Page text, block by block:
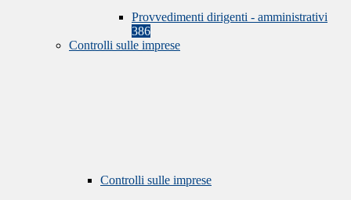
Provvedimenti dirigenti - amministrativi
386
Controlli sulle imprese
Controlli sulle imprese